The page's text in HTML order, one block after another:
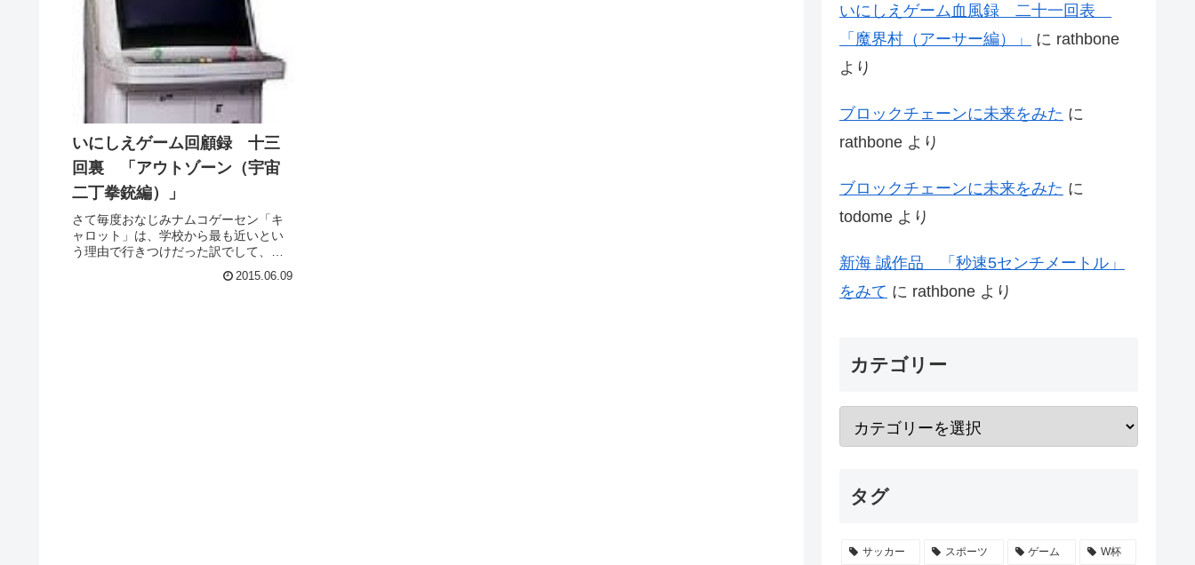
いにしえゲーム回顧録 十三
回裏 「アウトゾーン（宇宙
二丁拳銃編）」
さて毎度おなじみナムコゲーセン「キ
ャロット」は、学校から最も近いとい
う理由で行きつけだった訳でして、足
こにこだわっていた訳でもありませ
2015.06.09
いにしえゲーム血風録 二十一回表
「魔界村（アーサー編）」
に rathbone
より
ブロックチェーンに未来をみた に
rathbone より
ブロックチェーンに未来をみた に
todome より
新海 誠作品 「秒速5センチメートル」
をみて に rathbone より
カテゴリー
タグ
サッカー スポーツ ゲーム W杯